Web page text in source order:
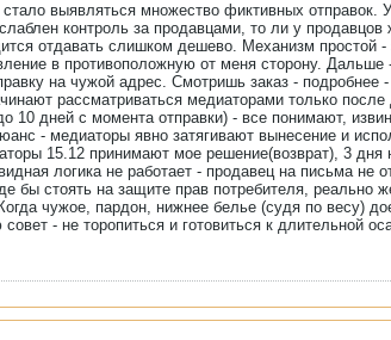
выявляться множество фиктивных отправок.
контроль за продавцами, то ли у продавцов
отдавать слишком дешево. Механизм простой
в противоположную от меня сторону.
на чужой адрес. Смотришь заказ -
рассматриваться медиаторами только
10 дней с момента отправки) - все понимают,
- медиаторы явно затягивают вынесение и
15.12 принимают мое решение(возврат), 3 дня
логика не работает - продавец на письма не
бы стоять на защите прав потребителя, реально
чужое, пардон, нижнее белье (судя по весу)
- не торопиться и готовиться к длительной